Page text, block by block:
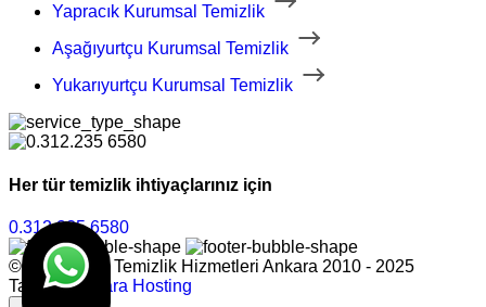
Yapracık Kurumsal Temizlik
Aşağıyurtçu Kurumsal Temizlik
Yukarıyurtçu Kurumsal Temizlik
Her tür temizlik ihtiyaçlarınız için
0.312.235 6580
© Dilan Grup Temizlik Hizmetleri Ankara 2010 - 2025
TasarımAnkara Hosting